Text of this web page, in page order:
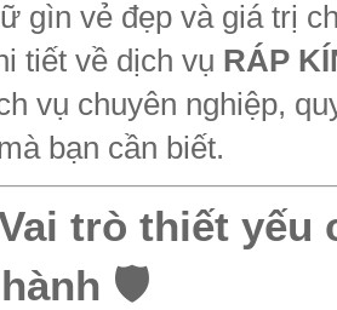
gìn vẻ đẹp và giá trị
tiết về dịch vụ RÁP
vụ chuyên nghiệp,
bạn cần biết.
trò thiết
🛡️